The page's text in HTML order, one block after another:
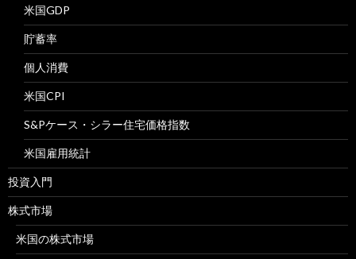
米国GDP
貯蓄率
個人消費
米国CPI
S&Pケース・シラー住宅価格指数
米国雇用統計
投資入門
株式市場
米国の株式市場